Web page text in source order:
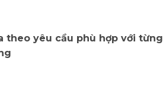
theo yêu cầu phù hợp với từng